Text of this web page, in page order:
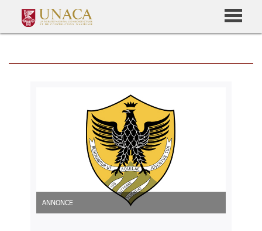
ANNONCE